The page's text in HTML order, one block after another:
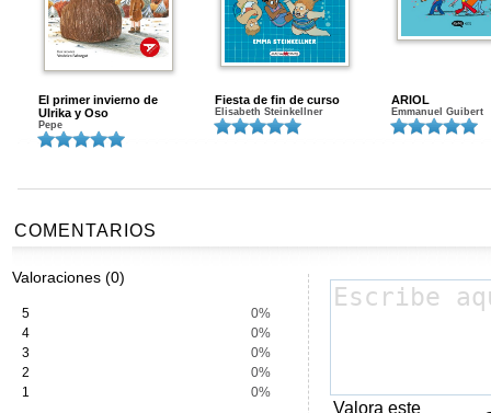
El primer invierno de
Ulrika y Oso
Pepe
Fiesta de fin de curso
Elisabeth Steinkellner
ARIOL
Emmanuel Guibert
COMENTARIOS
Valoraciones (0)
5
0%
4
0%
3
0%
2
0%
1
0%
Valora este